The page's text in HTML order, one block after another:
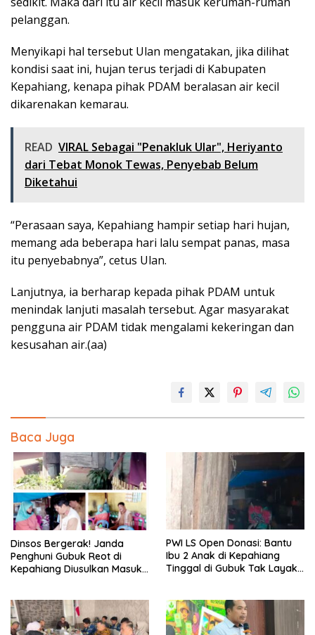
pelanggan.
Menyikapi hal tersebut Ulan mengatakan, jika dilihat
kondisi saat ini, hujan terus terjadi di Kabupaten
Kepahiang, kenapa pihak PDAM beralasan air kecil
dikarenakan kemarau.
READ VIRAL Sebagai "Penakluk Ular", Heriyanto
dari Tebat Monok Tewas, Penyebab Belum
Diketahui
“Perasaan saya, Kepahiang hampir setiap hari hujan,
memang ada beberapa hari lalu sempat panas, masa
itu penyebabnya”, cetus Ulan.
Lanjutnya, ia berharap kepada pihak PDAM untuk
menindak lanjuti masalah tersebut. Agar masyarakat
pengguna air PDAM tidak mengalami kekeringan dan
kesusahan air.(aa)
Baca Juga
Dinsos Bergerak! Janda
Penghuni Gubuk Reot di
Kepahiang Diusulkan Masuk
PWI LS Open Donasi: Bantu
Ibu 2 Anak di Kepahiang
Tinggal di Gubuk Tak Layak